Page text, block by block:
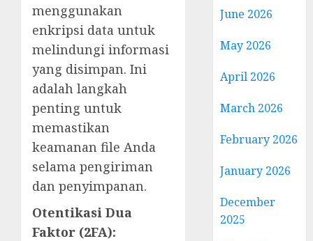
menggunakan
enkripsi data untuk
melindungi informasi
yang disimpan. Ini
adalah langkah
penting untuk
memastikan
keamanan file Anda
selama pengiriman
dan penyimpanan.
Otentikasi Dua
Faktor (2FA):
June 2026
May 2026
April 2026
March 2026
February 2026
January 2026
December
2025